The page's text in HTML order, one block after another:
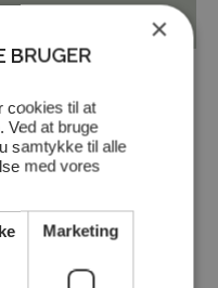
NETVÆRK
×
BRUGER
cookies til at
Ved at bruge
samtykke til alle
med vores
Marketing